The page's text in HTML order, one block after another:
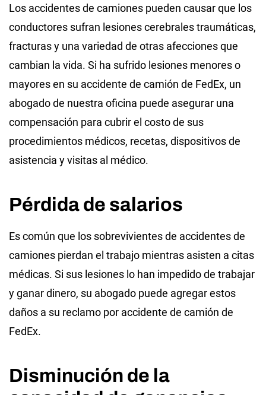
Los accidentes de camiones pueden causar que los
conductores sufran lesiones cerebrales traumáticas,
fracturas y una variedad de otras afecciones que
cambian la vida. Si ha sufrido lesiones menores o
mayores en su accidente de camión de FedEx, un
abogado de nuestra oficina puede asegurar una
compensación para cubrir el costo de sus
procedimientos médicos, recetas, dispositivos de
asistencia y visitas al médico.
Pérdida de salarios
Es común que los sobrevivientes de accidentes de
camiones pierdan el trabajo mientras asisten a citas
médicas. Si sus lesiones lo han impedido de trabajar
y ganar dinero, su abogado puede agregar estos
daños a su reclamo por accidente de camión de
FedEx.
Disminución de la